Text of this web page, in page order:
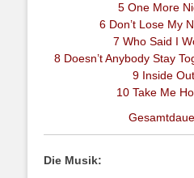
5 One More
6 Don’t Lose My
7 Who Said I
8 Doesn’t Anybody Stay
9 Inside
10 Take Me
Die Musik: